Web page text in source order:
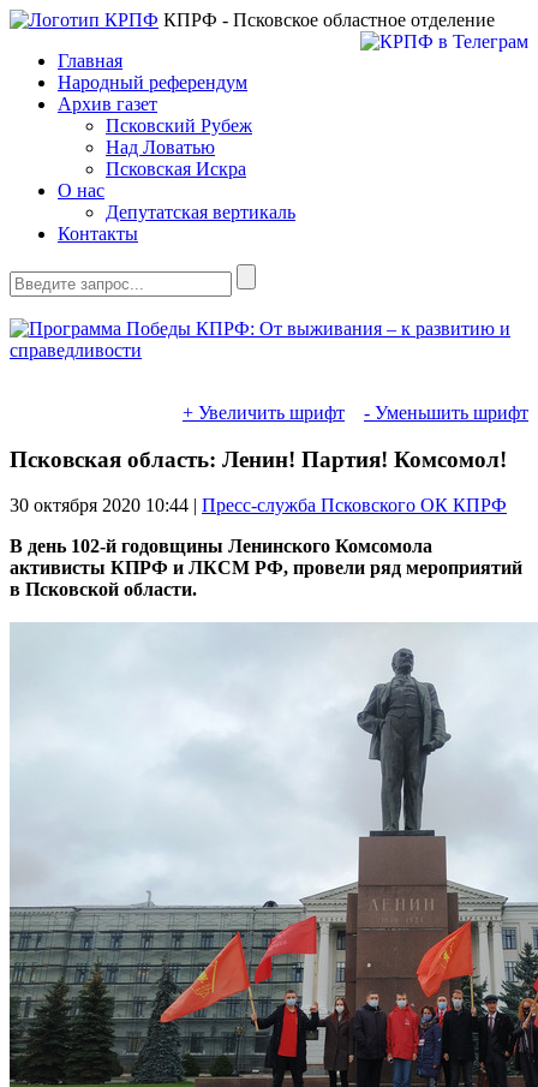
КПРФ - Псковское областное отделение
Главная
Народный референдум
Архив газет
Псковский Рубеж
Над Ловатью
Псковская Искра
О нас
Депутатская вертикаль
Контакты
+ Увеличить шрифт - Уменьшить шрифт
Псковская область: Ленин! Партия! Комсомол!
30 октября 2020 10:44 | Пресс-служба Псковского ОК КПРФ
В день 102-й годовщины Ленинского Комсомола
активисты КПРФ и ЛКСМ РФ, провели ряд мероприятий
в Псковской области.